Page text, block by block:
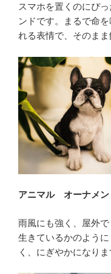
スマホを置くのにぴ
ンドです。まるで命
れる表情で、そのまま
アニマル オーナメン
雨風にも強く、屋外
生きているかのよう
く、にぎやかになりま